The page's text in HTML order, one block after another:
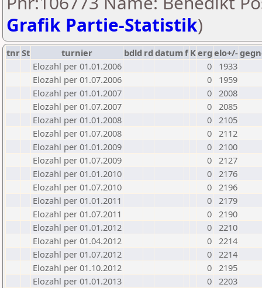
Grafik Partie-Statistik)
tnrSt turnier bdld rd datumf Kerg elo+/-
Elozahl per 01.01.2006
0
1933
Elozahl per 01.07.2006
0
1959
Elozahl per 01.01.2007
0 2008
Elozahl per 01.07.2007
0 2085
Elozahl per 01.01.2008
0 2105
Elozahl per 01.07.2008
0 2112
Elozahl per 01.01.2009
0 2100
Elozahl per 01.07.2009
0 2127
Elozahl per 01.01.2010
0 2176
Elozahl per 01.07.2010
0 2196
Elozahl per 01.01.2011
0 2179
Elozahl per 01.07.2011
0 2190
Elozahl per 01.01.2012
0 2210
Elozahl per 01.04.2012
0 2214
Elozahl per 01.07.2012
0 2214
Elozahl per 01.10.2012
0 2195
Elozahl per 01.01.2013
0 2203